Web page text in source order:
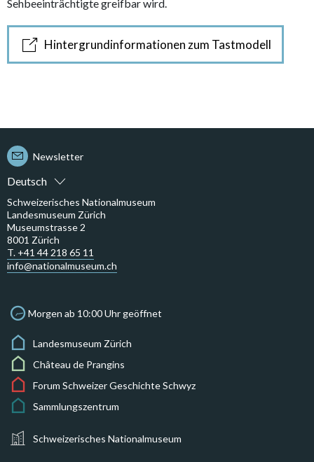
Sehbeeinträchtigte greifbar wird.
Hintergrundinformationen zum Tastmodell
Deutsch
Newsletter
Schweizerisches Nationalmuseum
Landesmuseum Zürich
Museumstrasse 2
8001 Zürich
T. +41 44 218 65 11
info@nationalmuseum.ch
Morgen ab 10:00 Uhr geöffnet
Landesmuseum Zürich
Château de Prangins
Forum Schweizer Geschichte Schwyz
Sammlungszentrum
Schweizerisches Nationalmuseum